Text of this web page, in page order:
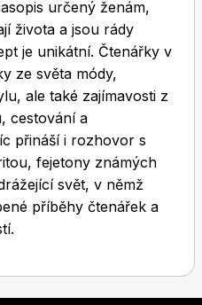
určený ženám,
života a jsou rády
je unikátní. Čtenářky v
ze světa módy,
ale také zajímavosti z
cestování a
přináší i rozhovor s
fejetony známých
svět, v němž
příběhy čtenářek a